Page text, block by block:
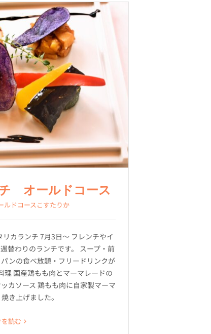
オールドコース
ルドコースこすたりか
リカランチ 7月3日～ フレンチやイ
替わりのランチです。 スープ・前
ンの食べ放題・フリードリンクが
理 国産鶏もも肉とマーマレードの
カソース 鶏もも肉に自家製マーマ
き上げました。
読む